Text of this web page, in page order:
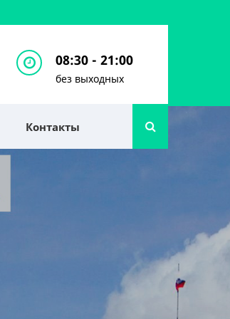
08:30 - 21:00
без выходных
Контакты